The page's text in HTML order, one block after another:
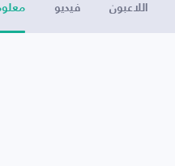
اللاعبون فيديو